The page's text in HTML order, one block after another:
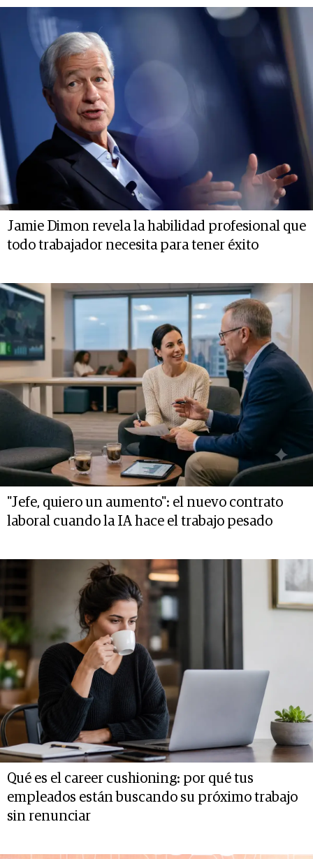
Jamie Dimon revela la habilidad profesional que
todo trabajador necesita para tener éxito
"Jefe, quiero un aumento": el nuevo contrato
laboral cuando la IA hace el trabajo pesado
Qué es el career cushioning: por qué tus
empleados están buscando su próximo trabajo
sin renunciar